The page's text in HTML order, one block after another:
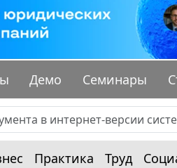
Демо Семинары
Практика Труд